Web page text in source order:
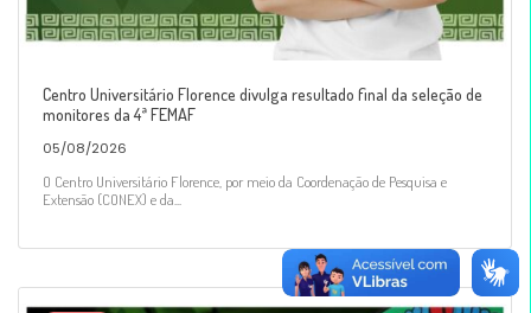
Centro Universitário Florence divulga resultado final da seleção de
monitores da 4ª FEMAF
05/08/2026
O Centro Universitário Florence, por meio da Coordenação de Pesquisa e
Extensão (CONEX) e da...